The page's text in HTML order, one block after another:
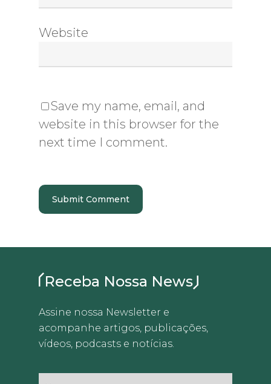
Website
Save my name, email, and
website in this browser for the
next time I comment.
Receba Nossa News
Assine nossa Newsletter e
acompanhe artigos, publicações,
vídeos, podcasts e notícias.